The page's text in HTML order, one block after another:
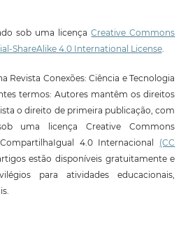
sob uma licençaCreative Commons
ShareAlike 4.0 International License.
Revista Conexões: Ciência e Tecnologia
termos: Autores mantêm os direitos
o direito de primeira publicação, com
uma licença Creative Commons
4.0 Internacional (CC
estão disponíveis gratuitamente e
para atividades educacionais,